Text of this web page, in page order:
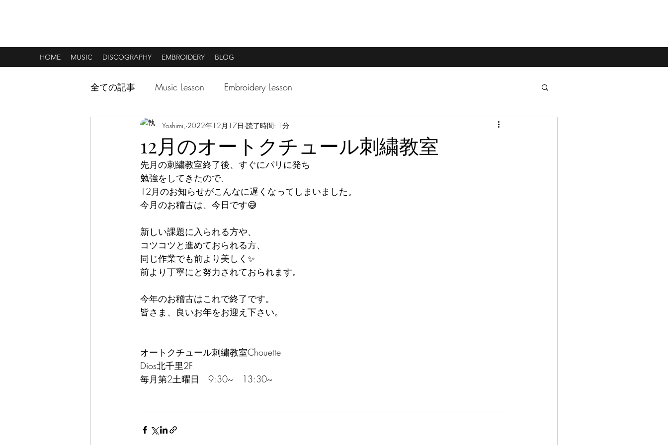
HOME MUSIC DISCOGRAPHY EMBROIDERY BLOG
全ての記事 Music Lesson Embroidery Lesson
12月のオートクチュール刺繍教室
Yoshimi, 2022年12月17日 読了時間: 1分
先月の刺繍教室終了後、すぐにパリに発ち
勉強をしてきたので、
12月のお知らせがこんなに遅くなってしまいました。
今月のお稽古は、今日です😅
新しい課題に入られる方や、
コツコツと進めておられる方、
同じ作業でも前より美しく✨
前より丁寧にと努力されておられます。
今年のお稽古はこれで終了です。
皆さま、良いお年をお迎え下さい。
オートクチュール刺繍教室Chouette
Dios北千里2F
毎月第2土曜日　9:30~　13:30~